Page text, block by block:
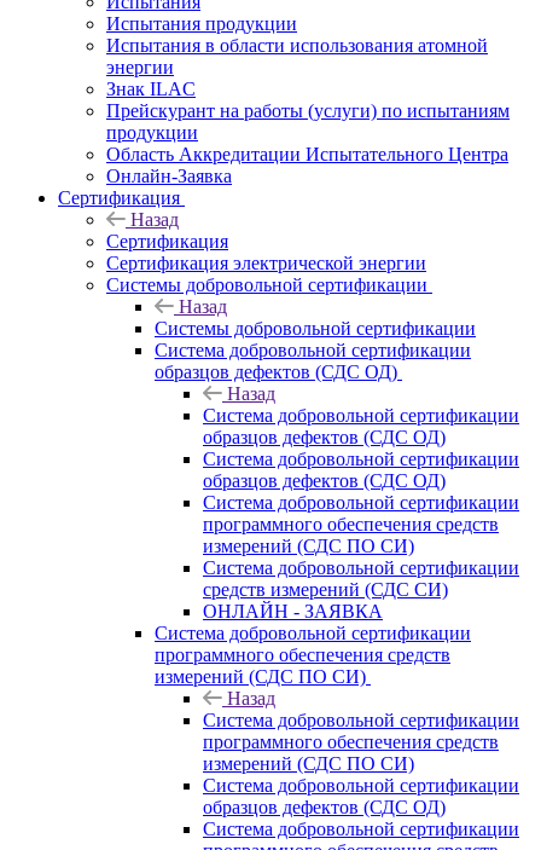
Испытания продукции
Испытания в области использования атомной
энергии
Знак ILAC
Прейскурант на работы (услуги) по испытаниям
продукции
Область Аккредитации Испытательного Центра
Онлайн-Заявка
Сертификация
Назад
Сертификация
Сертификация электрической энергии
Системы добровольной сертификации
Назад
Системы добровольной сертификации
Система добровольной сертификации
образцов дефектов (СДС ОД)
Назад
Система добровольной сертификации
образцов дефектов (СДС ОД)
Система добровольной сертификации
образцов дефектов (СДС ОД)
Система добровольной сертификации
программного обеспечения средств
измерений (СДС ПО СИ)
Система добровольной сертификации
средств измерений (СДС СИ)
ОНЛАЙН - ЗАЯВКА
Система добровольной сертификации
программного обеспечения средств
измерений (СДС ПО СИ)
Назад
Система добровольной сертификации
программного обеспечения средств
измерений (СДС ПО СИ)
Система добровольной сертификации
образцов дефектов (СДС ОД)
Система добровольной сертификации